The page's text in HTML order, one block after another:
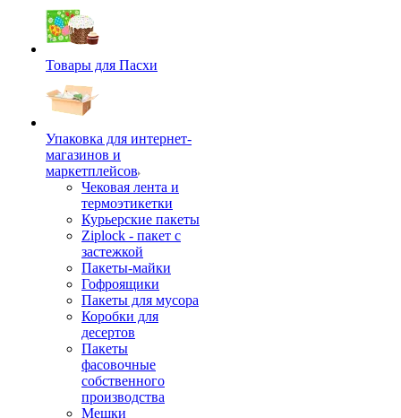
Товары для Пасхи
Упаковка для интернет-
магазинов и
маркетплейсов
Чековая лента и
термоэтикетки
Курьерские пакеты
Ziplock - пакет с
застежкой
Пакеты-майки
Гофроящики
Пакеты для мусора
Коробки для
десертов
Пакеты
фасовочные
собственного
производства
Мешки